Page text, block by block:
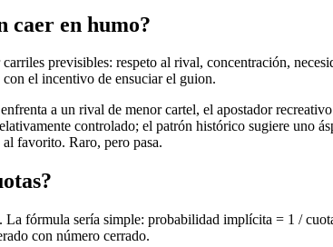
caer en humo?
previsibles: respeto al rival, concentración,
el incentivo de ensuciar el guion.
a un rival de menor cartel, el apostador
controlado; el patrón histórico sugiere uno
al favorito. Raro, pero pasa.
fórmula sería simple: probabilidad implícita = 1 /
con número cerrado.